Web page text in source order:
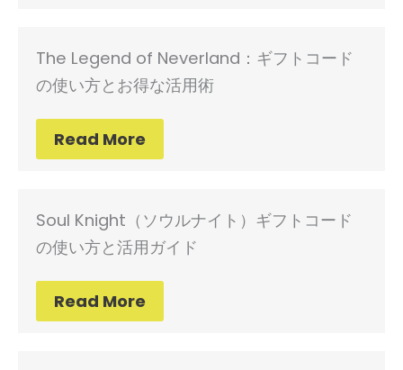
The Legend of Neverland：ギフトコード
の使い方とお得な活用術
Read More
Soul Knight（ソウルナイト）ギフトコード
の使い方と活用ガイド
Read More